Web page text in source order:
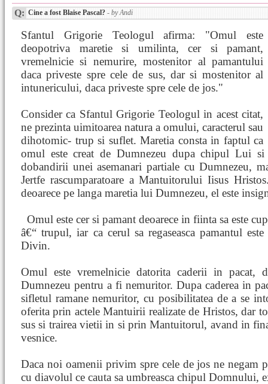
Q: Cine a fost Blaise Pascal? - by Andi
Sfantul Grigorie Teologul afirma: "Omul este
deopotriva maretie si umilinta, cer si pamant,
vremelnicie si nemurire, mostenitor al pamantului
daca priveste spre cele de sus, dar si mostenitor al
intunericului, daca priveste spre cele de jos."
Consider ca Sfantul Grigorie Teologul in acest citat,
ne prezinta uimitoarea natura a omului, caracterul sau
dihotomic- trup si suflet. Maretia consta in faptul ca
omul este creat de Dumnezeu dupa chipul Lui
dobandirii unei asemanari partiale cu Dumnezeu,
Jertfe rascumparatoare a Mantuitorului Iisus
deoarece pe langa maretia lui Dumnezeu, el este
Omul este cer si pamant deoarece in fiinta sa este
â€“ trupul, iar ca cerul sa regaseasca pamantul
Divin.
Omul este vremelnicie datorita caderii in pacat,
Dumnezeu pentru a fi nemuritor. Dupa caderea in
sifletul ramane nemuritor, cu posibilitatea de a se
oferita prin actele Mantuirii realizate de Hristos, dar
sus si trairea vietii in si prin Mantuitorul, avand in
vesnice.
Daca noi oamenii privim spre cele de jos ne negam
cu diavolul ce cauta sa umbreasca chipul Domnului,